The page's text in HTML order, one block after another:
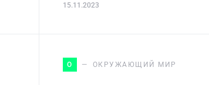
15.11.2023
О ОКРУЖАЮЩИЙ МИР